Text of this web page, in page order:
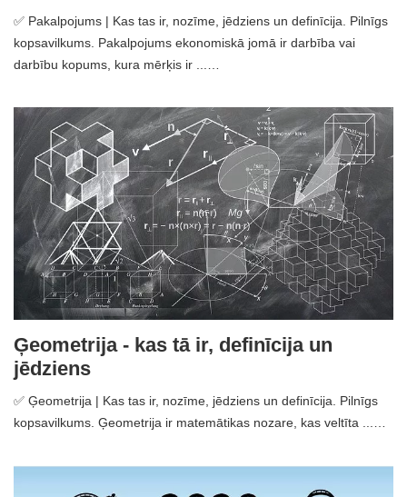
✅ Pakalpojums | Kas tas ir, nozīme, jēdziens un definīcija. Pilnīgs
kopsavilkums. Pakalpojums ekonomiskā jomā ir darbība vai
darbību kopums, kura mērķis ir ...…
Ģeometrija - kas tā ir, definīcija un
jēdziens
✅ Ģeometrija | Kas tas ir, nozīme, jēdziens un definīcija. Pilnīgs
kopsavilkums. Ģeometrija ir matemātikas nozare, kas veltīta ...…